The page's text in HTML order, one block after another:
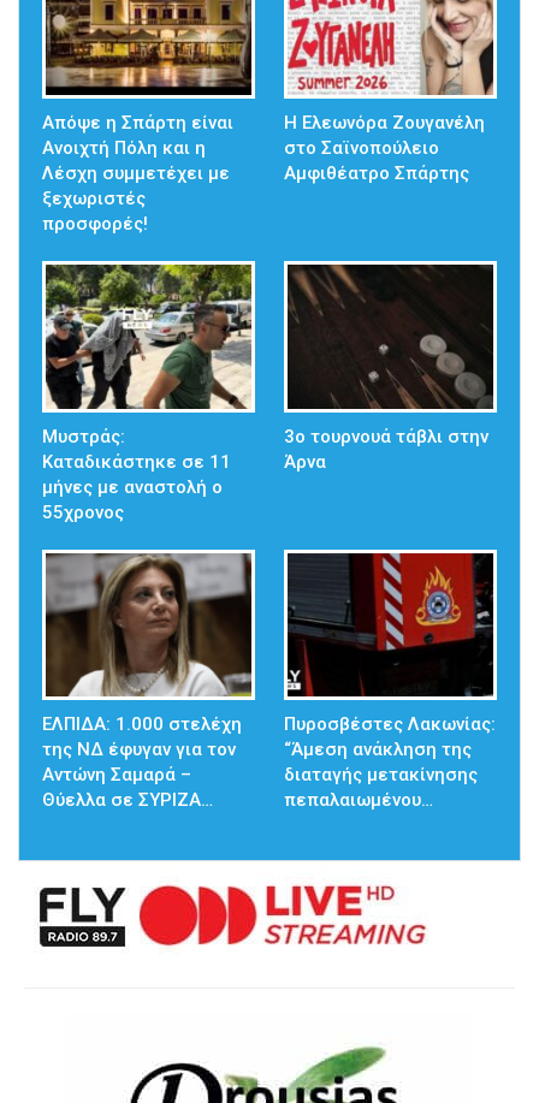
Απόψε η Σπάρτη είναι
Ανοιχτή Πόλη και η
Λέσχη συμμετέχει με
ξεχωριστές
προσφορές!
Η Ελεωνόρα Ζουγανέλη
στο Σαϊνοπούλειο
Αμφιθέατρο Σπάρτης
Μυστράς:
Καταδικάστηκε σε 11
μήνες με αναστολή ο
55χρονος
3ο τουρνουά τάβλι στην
Άρνα
ΕΛΠΙΔΑ: 1.000 στελέχη
της ΝΔ έφυγαν για τον
Αντώνη Σαμαρά –
Θύελλα σε ΣΥΡΙΖΑ…
Πυροσβέστες Λακωνίας:
“Άμεση ανάκληση της
διαταγής μετακίνησης
πεπαλαιωμένου…